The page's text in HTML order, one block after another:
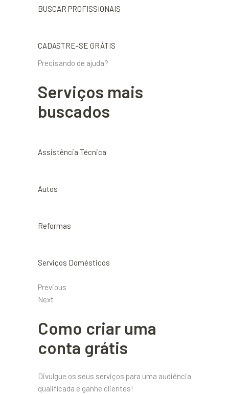
BUSCAR PROFISSIONAIS
CADASTRE-SE GRÁTIS
Precisando de ajuda?
Serviços mais
buscados
Assistência Técnica
Autos
Reformas
Serviços Domésticos
Previous
Next
Como criar uma
conta grátis
Divulgue os seus serviços para uma audiência
qualificada e ganhe clientes!